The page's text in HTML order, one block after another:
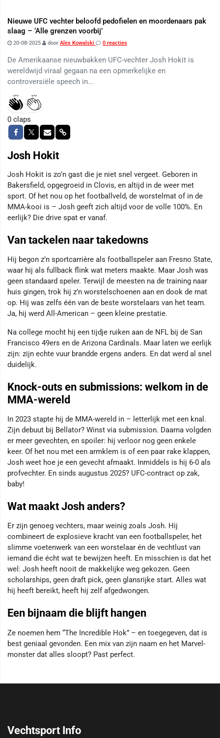
Nieuwe UFC vechter beloofd pedofielen en moordenaars pak
slaag – ‘Alle grenzen voorbij’
20-08-2025 door Alex Kowalski 0 reacties
De Amerikaanse nieuwbakken UFC-vechter Josh Hokit is
wereldwijd viraal gegaan na een opmerkelijke en
controversiële speech in...
0 claps
Josh Hokit
Josh Hokit is zo’n gast die je niet snel vergeet. Geboren in
Bakersfield, opgegroeid in Clovis, en altijd in de weer met
sport. Of het nou op het footballveld, de worstelmat of in de
MMA-kooi is – Josh geeft zich altijd voor de volle 100%. En
eerlijk? Die drive spat er vanaf.
Van tackelen naar takedowns
Hij begon z’n sportcarrière als footballspeler aan Fresno State,
waar hij als fullback flink wat meters maakte. Maar Josh was
geen standaard speler. Terwijl de meesten na de training naar
huis gingen, trok hij z’n worstelschoenen aan en dook de mat
op. Hij was zelfs één van de beste worstelaars van het team.
Ja, hij werd All-American – geen kleine prestatie.
Na college mocht hij een tijdje ruiken aan de NFL bij de San
Francisco 49ers en de Arizona Cardinals. Maar laten we eerlijk
zijn: zijn echte vuur brandde ergens anders. En dat werd al snel
duidelijk.
Knock-outs en submissions: welkom in de
MMA-wereld
In 2023 stapte hij de MMA-wereld in – letterlijk met een knal.
Zijn debuut bij Bellator? Winst via submission. Daarna volgden
er meer gevechten, en spoiler: hij verloor nog geen enkele
keer. Of het nou met een armklem is of een paar rake klappen,
Josh weet hoe je een gevecht afmaakt. Inmiddels is hij 6-0 als
profvechter. En sinds augustus 2025? UFC-contract op zak,
baby!
Wat maakt Josh anders?
Er zijn genoeg vechters, maar weinig zoals Josh. Hij
combineert de explosieve kracht van een footballspeler, het
slimme voetenwerk van een worstelaar én de vechtlust van
iemand die écht wat te bewijzen heeft. En misschien is dat het
wel: Josh heeft nooit de makkelijke weg gekozen. Geen
scholarships, geen draft pick, geen glansrijke start. Alles wat
hij heeft bereikt, heeft hij zelf afgedwongen.
Een bijnaam die blijft hangen
Ze noemen hem “The Incredible Hok” – en toegegeven, dat is
best geniaal gevonden. Een mix van zijn naam en het Marvel-
monster dat alles sloopt? Past perfect.
Vechtsport Info